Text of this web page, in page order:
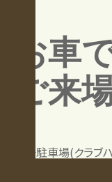
お車
ご来
第一駐車場(クラブ
車場入庫待ちによ